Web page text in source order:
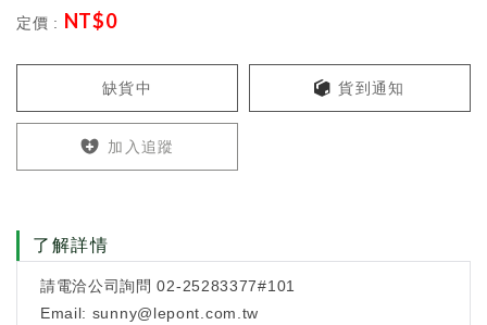
定價 : NT$0
缺貨中 貨到通知
加入追蹤
了解詳情
請電洽公司詢問 02-25283377#101
Email: sunny@lepont.com.tw